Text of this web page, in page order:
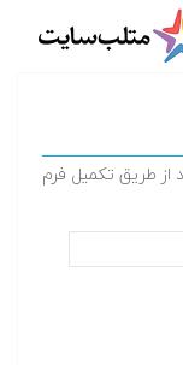
از طریق تکمیل فرم